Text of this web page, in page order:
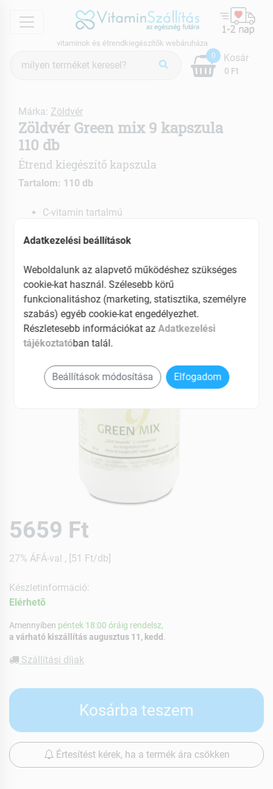
menu
vitaminok és étrendkiegészítők webáruháza
keresés
0
0 Ft
Kosár
Márka: Zöldvér
Zöldvér Green mix 9 kapszula
110 db
Étrend kiegészítő kapszula
Tartalom: 110 db
C-vitamin tartalmú
Homeopátias kezelés mellett is szedhető
EAN: 5998219306295
5659 Ft
27% ÁFÁ-val , [51 Ft/db]
Készletinformáció:
Elérhetõ
Amennyiben péntek 18:00 óráig rendelsz,
a várható kiszállítás augusztus 11, kedd
Szállítási díjak
Kosárba teszem
Értesítést kérek, ha a termék ára csökken
Adatkezelési beállítások
Weboldalunk az alapvető működéshez szükséges
cookie-kat használ. Szélesebb körű
funkcionalitáshoz (marketing, statisztika, személyre
szabás) egyéb cookie-kat engedélyezhet.
Részletesebb információkat az Adatkezelési
tájékoztatóban talál.
Beállítások módosítása Elfogadom